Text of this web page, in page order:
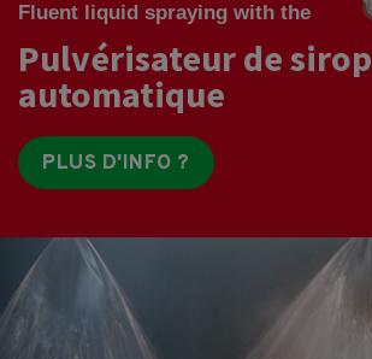
Fluent liquid spraying with the
Pulvérisateur de sirop
automatique
PLUS D'INFO ?